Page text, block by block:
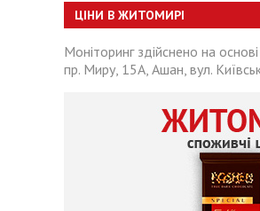
ЦІНИ В ЖИТОМИРІ
Моніторинг здійснено на
пр. Миру, 15А, Ашан, вул.